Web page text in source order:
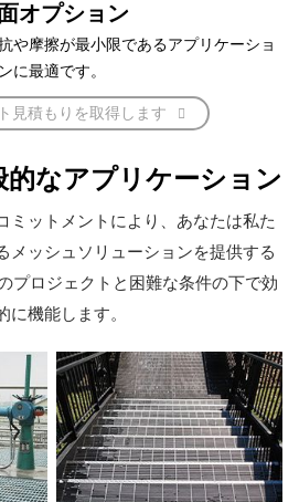
オプション
や摩擦が最小限であるアプリケーショ
ンに最適です。
見積もりを取得します
的なアプリケーション
ミットメントにより、あなたは私た
メッシュソリューションを提供する
プロジェクトと困難な条件の下で効
に機能します。